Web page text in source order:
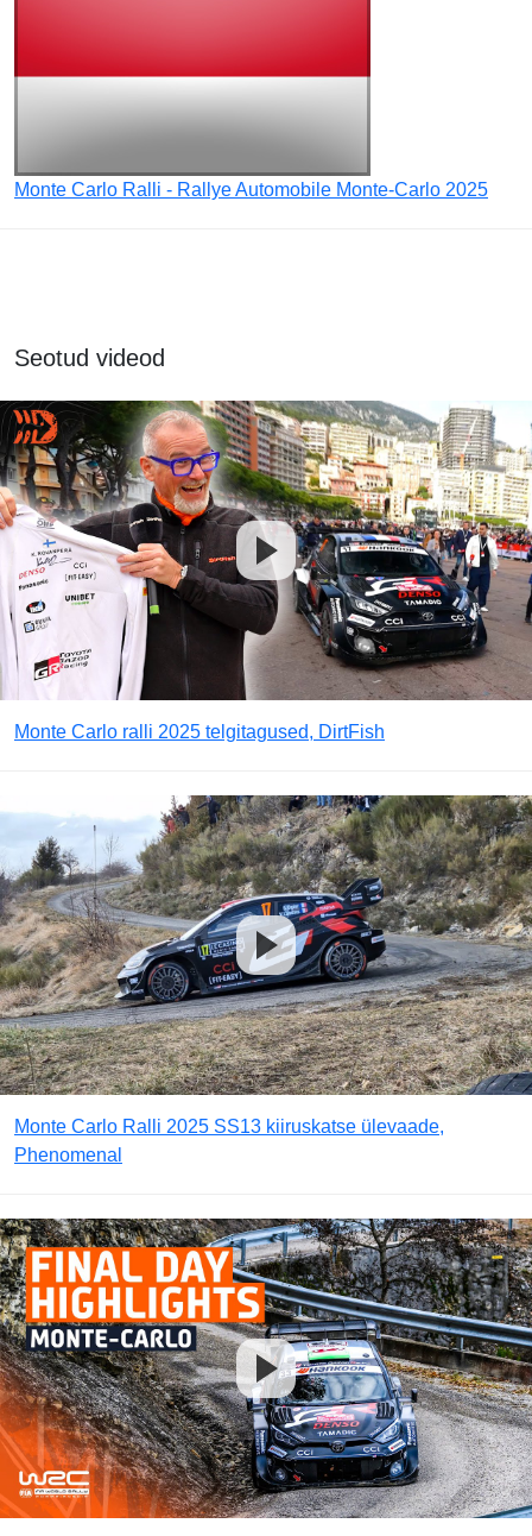
Monte Carlo Ralli - Rallye Automobile Monte-Carlo 2025
Seotud videod
Monte Carlo ralli 2025 telgitagused, DirtFish
Monte Carlo Ralli 2025 SS13 kiiruskatse ülevaade,
Phenomenal